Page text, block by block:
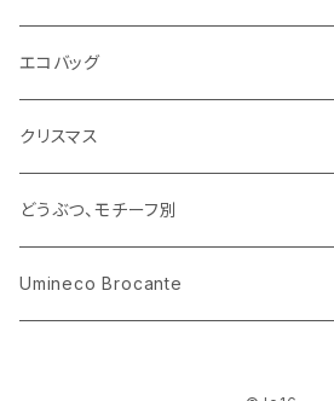
古せっけん
ラッピングペーパー、壁紙
花びん
小物入れ
陶磁器
カップアンドソーサー
プレート
木製品
ホーロー
メタル
エコバッグ
クリスマス
どうぶつ、モチーフ別
くま、ベア
Umineco Brocante